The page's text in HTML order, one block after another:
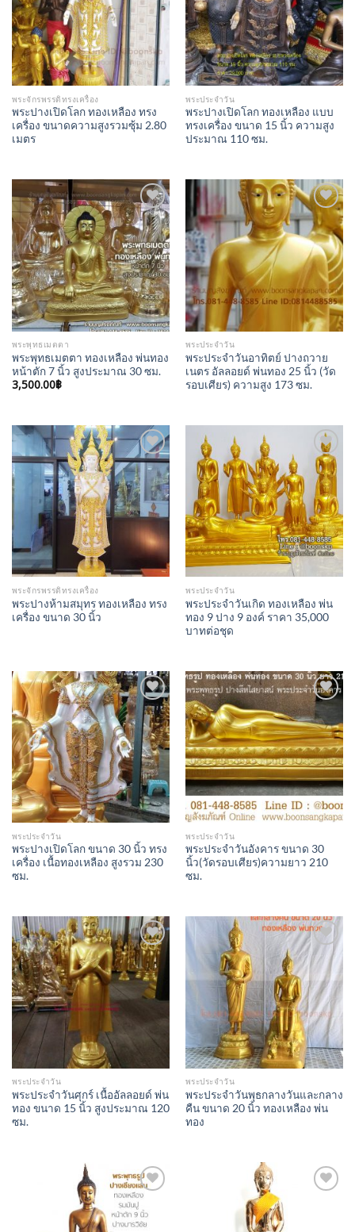
พระจักรพรรดิทรงเครื่อง
พระปางเปิดโลก ทองเหลือง ทรง
เครื่อง ขนาดความสูงรวมซุ้ม 2.80
เมตร
พระประจำวัน
พระปางเปิดโลก ทองเหลือง แบบ
ทรงเครื่อง ขนาด 15 นิ้ว ความสูง
ประมาณ 110 ซม.
Add to
Wishlist
พระพุทธเมตตา
พระพุทธเมตตา ทองเหลือง พ่นทอง
หน้าตัก 7 นิ้ว สูงประมาณ 30 ซม.
3,500.00฿
Add to
Wishlist
พระประจำวัน
พระประจำวันอาทิตย์ ปางถวาย
เนตร อัลลอยด์ พ่นทอง 25 นิ้ว (วัด
รอบเศียร) ความสูง 173 ซม.
Add to
Wishlist
พระจักรพรรดิทรงเครื่อง
พระปางห้ามสมุทร ทองเหลือง ทรง
เครื่อง ขนาด 30 นิ้ว
Add to
Wishlist
พระประจำวัน
พระประจำวันเกิด ทองเหลือง พ่น
ทอง 9 ปาง 9 องค์ ราคา 35,000
บาทต่อชุด
Add to
Wishlist
พระประจำวัน
พระปางเปิดโลก ขนาด 30 นิ้ว ทรง
เครื่อง เนื้อทองเหลือง สูงรวม 230
ซม.
Add to
Wishlist
พระประจำวัน
พระประจำวันอังคาร ขนาด 30
นิ้ว(วัดรอบเศียร)ความยาว 210
ซม.
Add to
Wishlist
พระประจำวัน
พระประจำวันศุกร์ เนื้ออัลลอยด์ พ่น
ทอง ขนาด 15 นิ้ว สูงประมาณ 120
ซม.
Add to
Wishlist
พระประจำวัน
พระประจำวันพุธกลางวันและกลาง
คืน ขนาด 20 นิ้ว ทองเหลือง พ่น
ทอง
Add to
Wishlist